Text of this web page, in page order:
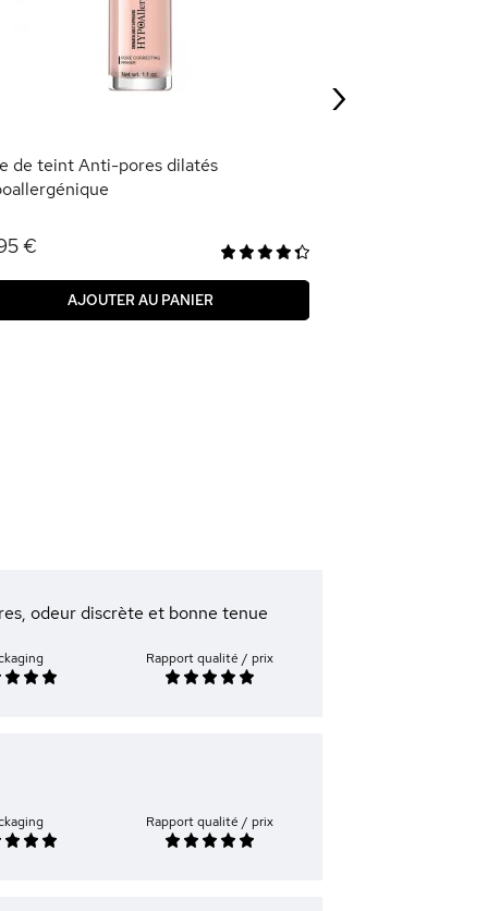
de teint Anti-pores dilatés
€
AJOUTER AU PANIER
›
odeur discrète et bonne tenue
Rapport qualité / prix
Rapport qualité / prix